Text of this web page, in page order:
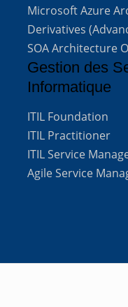
Microsoft Azure
Derivatives
SOA Architecture
Gestion des
Informatique
ITIL Foundation
ITIL Practitioner
ITIL Service
Agile Service